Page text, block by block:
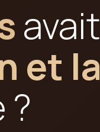
avait
et la
?